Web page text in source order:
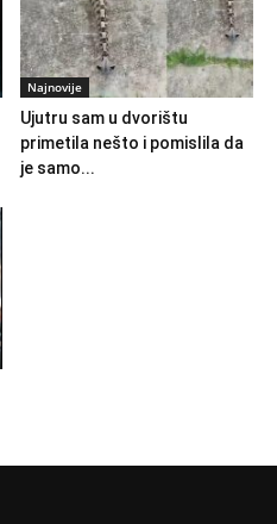
Najnovije
Ujutru sam u dvorištu
primetila nešto i pomislila da
je samo...